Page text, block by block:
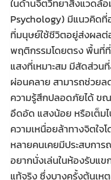
ในด้านจิตวิทยาสิ่งแวดล้
Psychology) มีแนวคิด
ที่มนุษย์ใช้ชีวิตอยู่ส่งผล
พฤติกรรมโดยตรง พื้นที่ที่
แสงที่เหมาะสม มีสัดส่วน
ผ่อนคลาย สามารถช่วยล
ความรู้สึกปลอดภัยได้ ข
อึดอัด แสงน้อย หรือเต็ม
ความเหนื่อยล้าทางจิตใจ
หลายคนเคยมีประสบกา
อยากนั่งเล่นในห้องรับแข
แท้จริง ซึ่งบางครั้งต้นเห